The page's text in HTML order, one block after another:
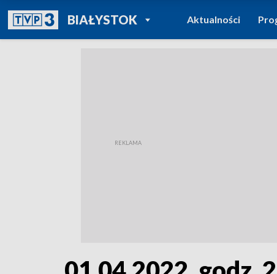
BIAŁYSTOKPOWRÓT DO
TVP REGIONY
Aktualności